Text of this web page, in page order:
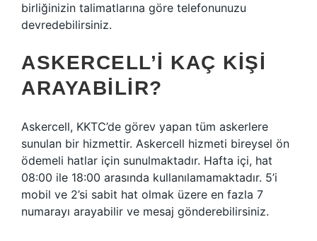
birliğinizin talimatlarına göre telefonunuzu
devredebilirsiniz.
ASKERCELL’I KAÇ KIŞI
ARAYABILIR?
Askercell, KKTC’de görev yapan tüm askerlere
sunulan bir hizmettir. Askercell hizmeti bireysel ön
ödemeli hatlar için sunulmaktadır. Hafta içi, hat
08:00 ile 18:00 arasında kullanılamamaktadır. 5’i
mobil ve 2’si sabit hat olmak üzere en fazla 7
numarayı arayabilir ve mesaj gönderebilirsiniz.